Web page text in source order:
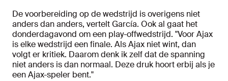
De voorbereiding op de wedstrijd is overigens niet
anders dan anders, vertelt García. Ook al gaat het
donderdagavond om een play-offwedstrijd. "Voor Ajax
is elke wedstrijd een finale. Als Ajax niet wint, dan
volgt er kritiek. Daarom denk ik zelf dat de spanning
niet anders is dan normaal. Deze druk hoort erbij als je
een Ajax-speler bent."